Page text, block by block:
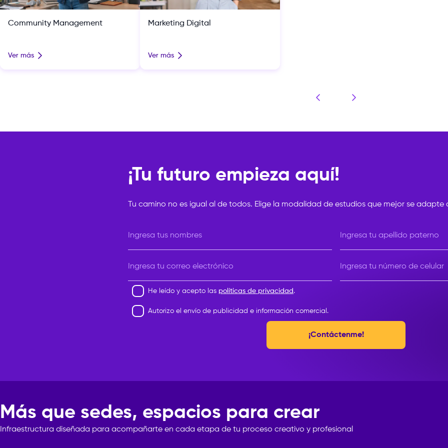
Community Management
Ver más
Marketing Digital
Ver más
¡Tu futuro empieza aquí!
Tu camino no es igual al de todos. Elige la modalidad de estudios que mejor se adapte
Ingresa tus nombres Ingresa tu apellido paterno
Ingresa tu correo electrónico Ingresa tu número de celular
He leído y acepto las políticas de privacidad .
Autorizo el envío de publicidad e información comercial.
¡Contáctenme!
Más que sedes, espacios para crear
Infraestructura diseñada para acompañarte en cada etapa de tu proceso creativo y profesional